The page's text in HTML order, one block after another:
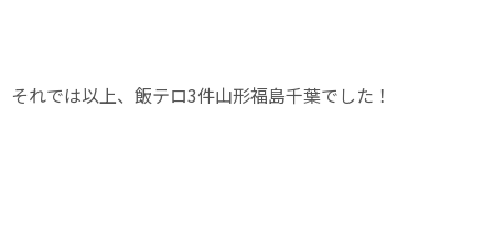
それでは以上、飯テロ3件山形福島千葉でした！